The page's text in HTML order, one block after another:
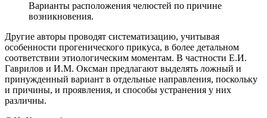
Варианты расположения челюстей по причине
возникновения.
Другие авторы проводят систематизацию, учитывая
особенности прогенического прикуса, в более детальном
соответствии этиологическим моментам. В частности Е.И.
Гаврилов и И.М. Оксман предлагают выделять ложный и
принужденный вариант в отдельные направления, поскольку
и причины, и проявления, и способы устранения у них
различны.